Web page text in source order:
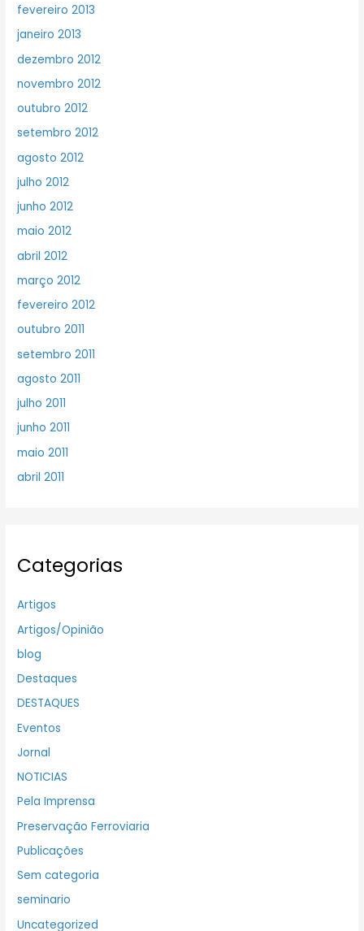
fevereiro 2013
janeiro 2013
dezembro 2012
novembro 2012
outubro 2012
setembro 2012
agosto 2012
julho 2012
junho 2012
maio 2012
abril 2012
março 2012
fevereiro 2012
outubro 2011
setembro 2011
agosto 2011
julho 2011
junho 2011
maio 2011
abril 2011
Categorias
Artigos
Artigos/Opinião
blog
Destaques
DESTAQUES
Eventos
Jornal
NOTICIAS
Pela Imprensa
Preservação Ferroviaria
Publicações
Sem categoria
seminario
Uncategorized